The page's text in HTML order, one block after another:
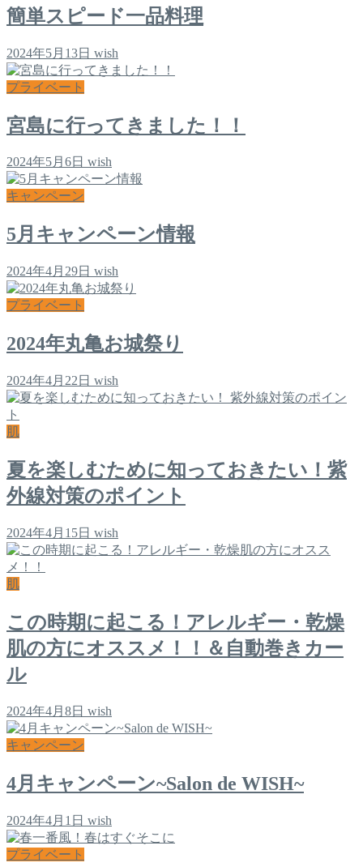
簡単スピード一品料理
2024年5月13日 wish
プライベート
宮島に行ってきました！！
2024年5月6日 wish
キャンペーン
5月キャンペーン情報
2024年4月29日 wish
プライベート
2024年丸亀お城祭り
2024年4月22日 wish
肌
夏を楽しむために知っておきたい！紫
外線対策のポイント
2024年4月15日 wish
肌
この時期に起こる！アレルギー・乾燥
肌の方にオススメ！！＆自動巻きカー
ル
2024年4月8日 wish
キャンペーン
4月キャンペーン~Salon de WISH~
2024年4月1日 wish
プライベート